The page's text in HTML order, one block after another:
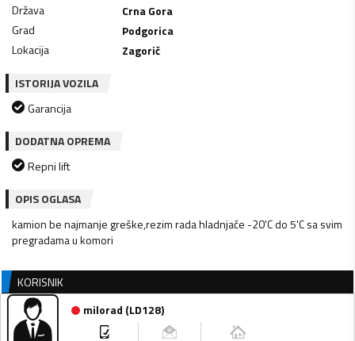
Država
Crna Gora
Grad
Podgorica
Lokacija
Zagorič
ISTORIJA VOZILA
Garancija
DODATNA OPREMA
Repni lift
OPIS OGLASA
kamion be najmanje greške,rezim rada hladnjače -20'C do 5'C sa svim
pregradama u komori
KORISNIK
milorad (LD128)